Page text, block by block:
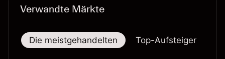
Verwandte Märkte
Die meistgehandelten Top-Aufsteiger